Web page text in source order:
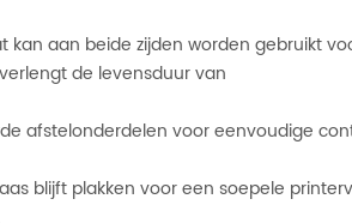
kan aan beide zijden worden gebruikt
de levensduur van
afstelonderdelen voor eenvoudige
blijft plakken voor een soepele